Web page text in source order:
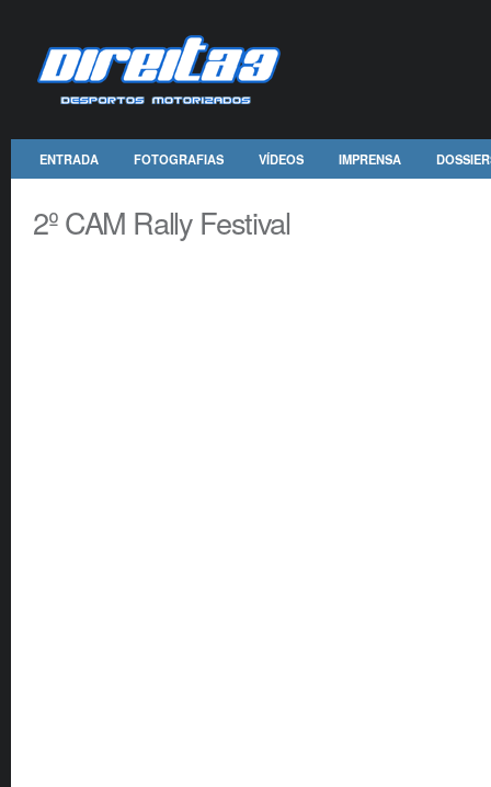
ENTRADA FOTOGRAFIAS VÍDEOS IMPRENSA
2º CAM Rally Festival